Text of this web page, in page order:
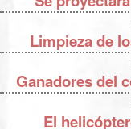
Limpieza de
Ganadores del
El